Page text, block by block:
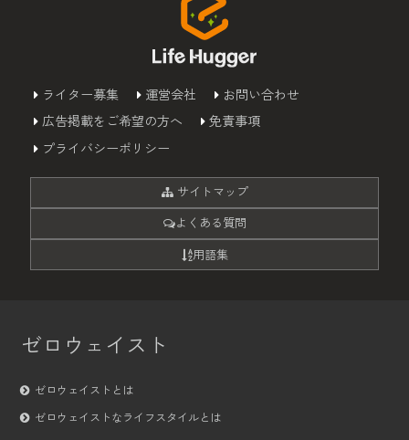
ライター募集 運営会社
お問い合わせ
広告掲載をご希望の方へ
免責事項
プライバシーポリシー
サイトマップ
よくある質問
用語集
ゼロウェイスト
ゼロウェイストとは
ゼロウェイストなライフスタイルとは